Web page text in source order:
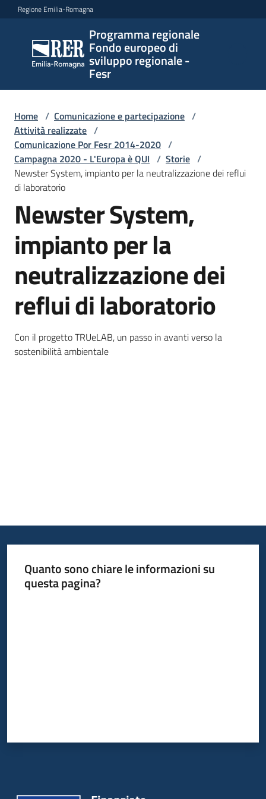
Vai al contenuto
Vai alla navigazione
Vai al footer
Regione Emilia-Romagna
Programma regionale
Fondo europeo di
sviluppo regionale -
Fesr
Programma
regionale
Fondo
europeo di
regionale -
Fesr
Novità
Programmi
strategie
Opportunità
Progetti
e
Seguici
Home / Comunicazione e partecipazione /
Attività realizzate /
Comunicazione Por Fesr 2014-2020 /
Campagna 2020 - L'Europa è QUI / Storie /
Newster System, impianto per la neutralizzazione dei reflui
di laboratorio
Newster System,
impianto per la
neutralizzazione dei
reflui di laboratorio
Con il progetto TRUeLAB, un passo in avanti verso la
sostenibilità ambientale
Quanto sono chiare le informazioni su
questa pagina?